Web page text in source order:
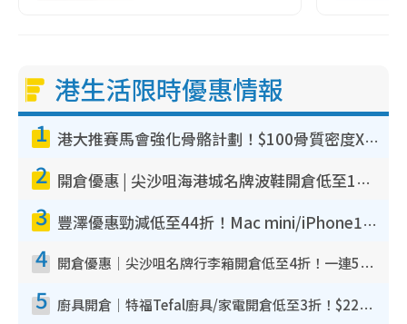
港生活限時優惠情報
1 港大推賽馬會強化骨骼計劃！$100骨質密度X光檢查 完成免費運動訓練送超市禮券！附參加資格
2 開倉優惠 | 尖沙咀海港城名牌波鞋開倉低至1折！On鞋$899起／Joy&Peace鞋履$98起
3 豐澤優惠勁減低至44折！Mac mini/iPhone17Pro大減價！廚房家電$220起
4 開倉優惠｜尖沙咀名牌行李箱開倉低至4折！一連5日 American Tourister/ace./Hallmark $200起！
5 廚具開倉｜特福Tefal廚具/家電開倉低至3折！$220起買平底鍋/炒鑊/湯煲！電飯煲/吸塵機/燙斗$418起